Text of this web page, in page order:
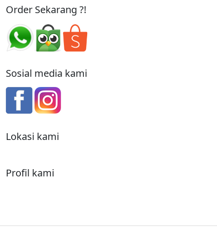
Order Sekarang ?!
Sosial media kami
Lokasi kami
Profil kami